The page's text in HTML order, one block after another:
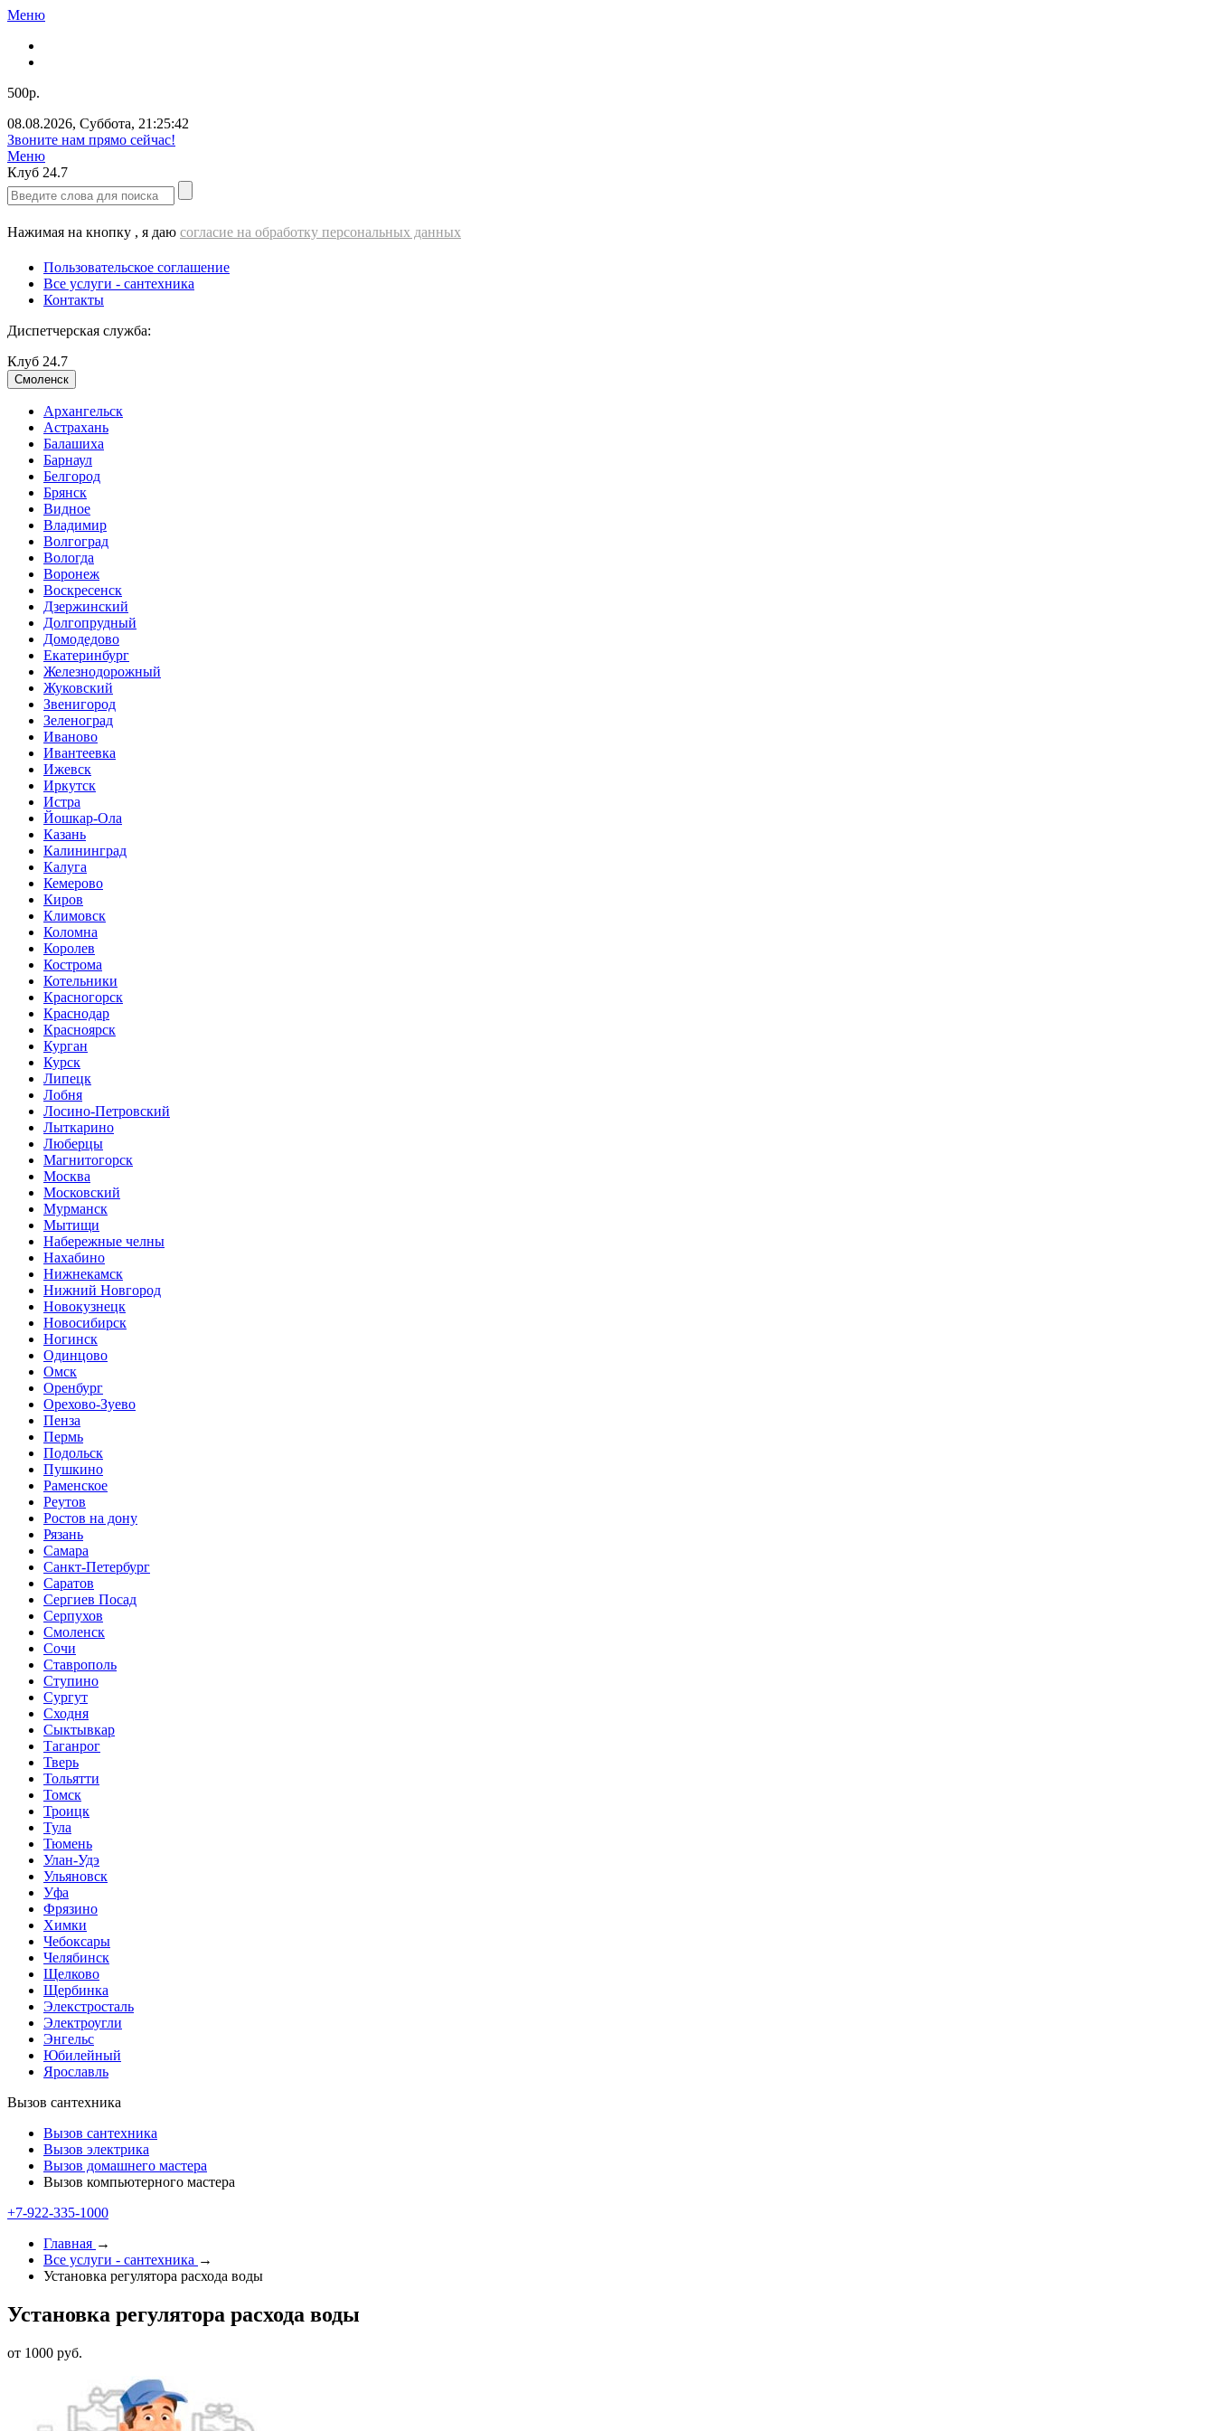
Меню
500р.
08.08.2026, Суббота, 21:25:43
Звоните нам прямо сейчас!
Меню
Клуб 24.7
Нажимая на кнопку , я даю согласие на обработку персональных данных
Пользовательское соглашение
Все услуги - cантехника
Контакты
Диспетчерская служба:
Клуб 24.7
Смоленск
Архангельск
Астрахань
Балашиха
Барнаул
Белгород
Брянск
Видное
Владимир
Волгоград
Вологда
Воронеж
Воскресенск
Дзержинский
Долгопрудный
Домодедово
Екатеринбург
Железнодорожный
Жуковский
Звенигород
Зеленоград
Иваново
Ивантеевка
Ижевск
Иркутск
Истра
Йошкар-Ола
Казань
Калининград
Калуга
Кемерово
Киров
Климовск
Коломна
Королев
Кострома
Котельники
Красногорск
Краснодар
Красноярск
Курган
Курск
Липецк
Лобня
Лосино-Петровский
Лыткарино
Люберцы
Магнитогорск
Москва
Московский
Мурманск
Мытищи
Набережные челны
Нахабино
Нижнекамск
Нижний Новгород
Новокузнецк
Новосибирск
Ногинск
Одинцово
Омск
Оренбург
Орехово-Зуево
Пенза
Пермь
Подольск
Пушкино
Раменское
Реутов
Ростов на дону
Рязань
Самара
Санкт-Петербург
Саратов
Сергиев Посад
Серпухов
Смоленск
Сочи
Ставрополь
Ступино
Сургут
Сходня
Сыктывкар
Таганрог
Тверь
Тольятти
Томск
Троицк
Тула
Тюмень
Улан-Удэ
Ульяновск
Уфа
Фрязино
Химки
Чебоксары
Челябинск
Щелково
Щербинка
Элекстросталь
Электроугли
Энгельс
Юбилейный
Ярославль
Вызов сантехника
Вызов сантехника
Вызов электрика
Вызов домашнего мастера
Вызов компьютерного мастера
+7-922-335-1000
Главная →
Все услуги - cантехника →
Установка регулятора расхода воды
Установка регулятора расхода воды
от 1000 руб.